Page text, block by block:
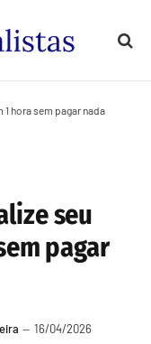
hora sem pagar nada
seu
pagar
16/04/2026